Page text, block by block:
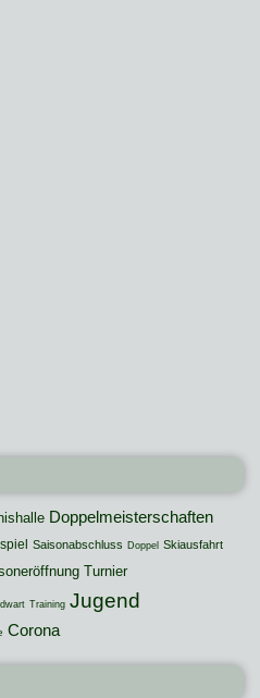
Doppelmeisterschaften
Saisonabschluss Doppel Skiausfahrt
Turnier
Training Jugend
Corona